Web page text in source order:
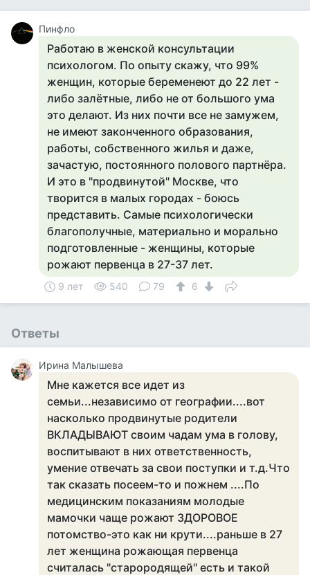
Пинфло
Работаю в женской консультации
психологом. По опыту скажу, что 99%
женщин, которые беременеют до 22 лет -
либо залётные, либо не от большого ума
это делают. Из них почти все не замужем,
не имеют законченного образования,
работы, собственного жилья и даже,
зачастую, постоянного полового партнёра.
И это в "продвинутой" Москве, что
творится в малых городах - боюсь
представить. Самые психологически
благополучные, материально и морально
подготовленные - женщины, которые
рожают первенца в 27-37 лет.
9 лет 540 79 6
Ответы
Ирина Малышева
Мне кажется все идет из
семьи...независимо от географии....вот
насколько продвинутые родители
ВКЛАДЫВАЮТ своим чадам ума в голову,
воспитывают в них ответственность,
умение отвечать за свои поступки и т.д.Что
так сказать посеем-то и пожнем ....По
медицинским показаниям молодые
мамочки чаще рожают ЗДОРОВОЕ
потомство-это как ни крути....раньше в 27
лет женщина рожающая первенца
считалась "старородящей" есть и такой